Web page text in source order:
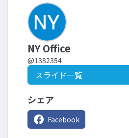
NY Office
@1382354
スライド一覧
シェア
Facebook